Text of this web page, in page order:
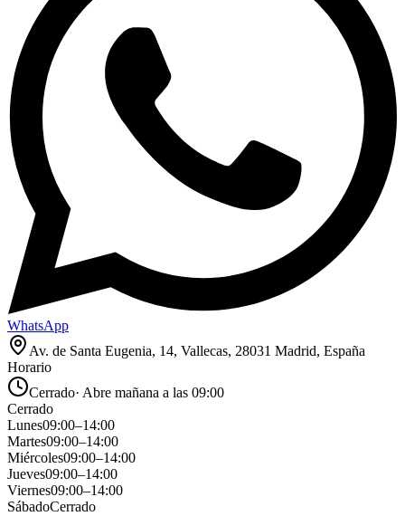
WhatsApp
Av. de Santa Eugenia, 14, Vallecas, 28031 Madrid, España
Horario
Cerrado· Abre mañana a las 09:00
Cerrado
Lunes09:00–14:00
Martes09:00–14:00
Miércoles09:00–14:00
Jueves09:00–14:00
Viernes09:00–14:00
SábadoCerrado